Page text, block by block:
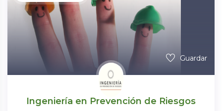
Guardar
Ingeniería en Prevención de Riesgos